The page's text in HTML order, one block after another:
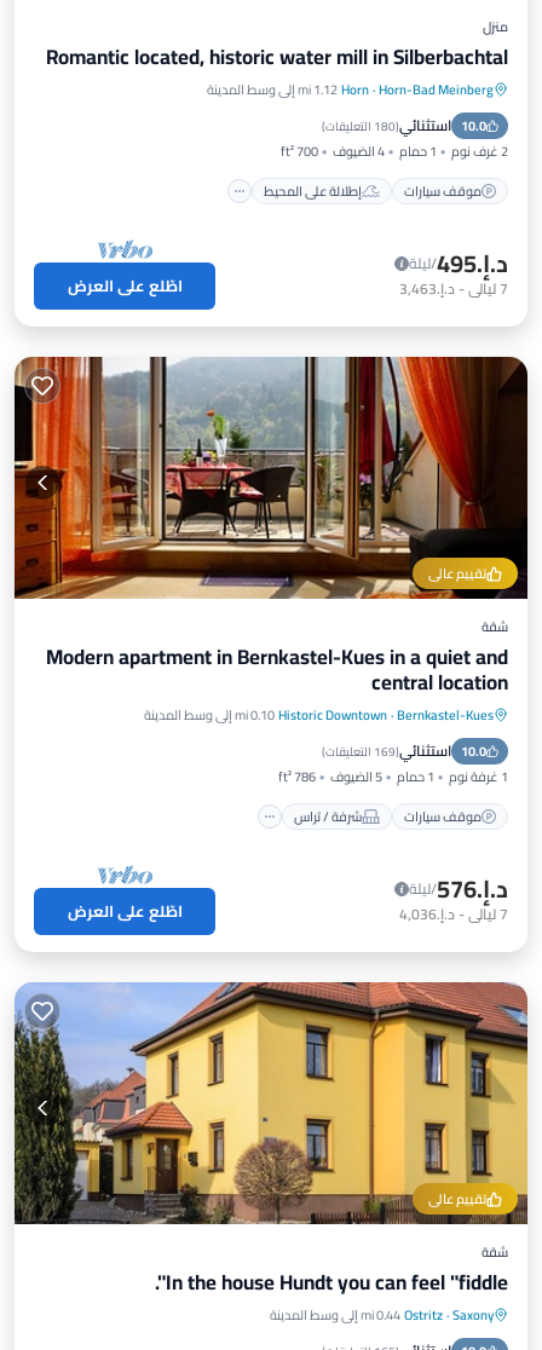
منزل
Romantic located, historic water mill in Silberbachtal
Horn-Bad Meinberg
·
Horn1.12 mi إلى وسط المدينة
10.0 استثنائي(180 التعليقات )
2 غرف نوم 1 حمام 4 الضيوف
700 ft²
موقف سيارات
إطلالة على المحيط
موقف سيارات
إطلالة على المحيط
شرفة / تراس
د.إ.‏495
/ليلة
7ليالي- د.إ.‏3,463 اطّلع على العرض
تقييم عالي
شقة
Modern apartment in Bernkastel-Kues in a quiet and
central location
Bernkastel-Kues
·
Historic Downtown0.10 mi إلى وسط المدينة
10.0 استثنائي(169 التعليقات )
1 غرفة نوم 1 حمام 5 الضيوف
786 ft²
موقف سيارات
شرفة / تراس
موقف سيارات شرفة / تراس
مطبخ
إنترنت
د.إ.‏576
/ليلة
7ليالي- د.إ.‏4,036 اطّلع على العرض
تقييم عالي
شقة
In the house Hundt you can feel "fiddle".
Saxony
·
Ostritz0.44 mi إلى وسط المدينة
موقف سيارات شرفة / تراس